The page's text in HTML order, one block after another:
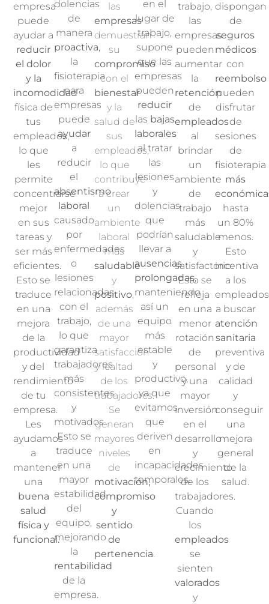
empresa
puede
ayudar a
reducir
el dolor
y la
incomodidad
física de
tus
empleados,
lo que
les
permite
concentrarse
mejor
en sus
tareas y
ser más
eficientes.
Esto se
traduce
en una
mejora
de la
productividad
y del
rendimiento
de tu
empresa.
Les
ayudamos
a
mantener
una
buena
salud
física y
funcional.
dolencias
de
manera
proactiva,
la
fisioterapia
para
empresas
puede
ayudar
a
reducir
el
absentismo
laboral
causado
por
enfermedades
o
lesiones
relacionadas
con el
trabajo,
lo que
garantiza
trabajadores
más
consistentes
y
motivados.
Esto se
traduce
en una
mayor
estabilidad
del
equipo,
mejorando
la
rentabilidad
de la
empresa.
las
empresas
demuestran
su
compromiso
con el
bienestar
y la
salud de
sus
empleados,
lo que
contribuye
a crear
un
ambiente
laboral
más
saludable
y
positivo,
además
de una
mayor
satisfacción
y lealtad
de los
trabajadores.
Se
generan
mayores
niveles
de
motivación,
compromiso
y
sentido
de
pertenencia.
en el
lugar de
trabajo,
supone
que las
empresas
pueden
reducir
las bajas
laborales
al tratar
las
lesiones
y
dolencias
que
podrían
llevar a
ausencias
prolongadas,
manteniendo
así un
equipo
más
estable
y
productivo,
ya que
evitamos
que
deriven
en
incapacidades
temporales.
trabajo,
las
empresas
pueden
aumentar
la
retención
de
empleados
al
brindar
un
ambiente
de
trabajo
más
saludable
y
satisfactorio.
Esto se
refleja
en una
menor
rotación
de
personal
y una
mayor
inversión
en el
desarrollo
y
crecimiento
de los
trabajadores.
Cuando
los
empleados
se
sienten
valorados
y
dispongan
de
seguros
médicos
con
reembolso
pueden
disfrutar
de
sesiones
de
fisioterapia
más
hasta
un 80%
menos.
Esto
incentiva
a los
empleados
a buscar
atención
sanitaria
preventiva
y de
calidad
y
conseguir
una
mejora
general
de la
salud.